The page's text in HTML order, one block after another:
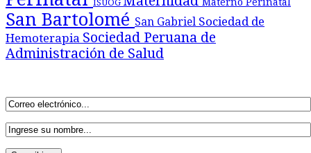
ISUOG
San Bartolomé San Gabriel Sociedad de
Hemoterapia Sociedad Peruana de
Administración de Salud